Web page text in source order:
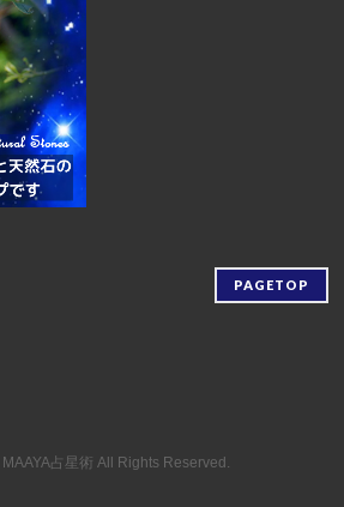
PAGETOP
MAAYA占星術 All Rights Reserved.